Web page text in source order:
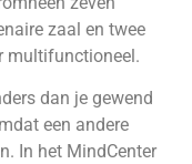
zaal en twee
multifunctioneel.
dan je gewend
een andere
In het MindCenter